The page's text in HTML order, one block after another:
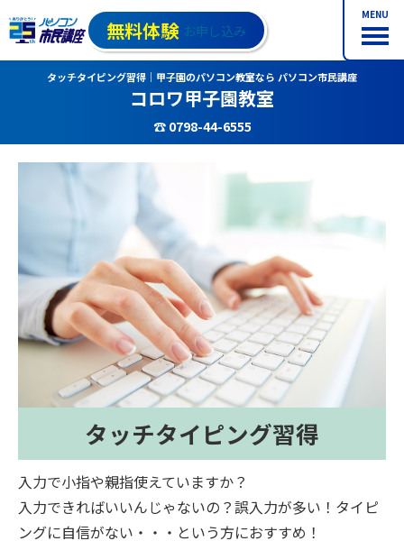
MENU
無料体験 お申し込み
タッチタイピング習得｜甲子園のパソコン教室なら パソコン市民講座
コロワ甲子園教室
☎ 0798-44-6555
タッチタイピング習得
入力で小指や親指使えていますか？
入力できればいいんじゃないの？誤入力が多い！タイピ
ングに自信がない・・・という方におすすめ！